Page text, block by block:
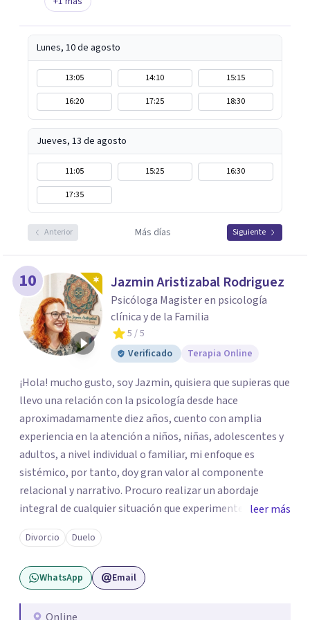
Lunes, 10 de agosto
13:05 14:10
15:15
16:20
17:25 18:30
Jueves, 13 de agosto
11:05 15:25
16:30
17:35
Anterior Más días Siguiente
10 Jazmin Aristizabal Rodriguez
Psicóloga Magister en psicología
clínica y de la Familia
5 / 5
Verificado
Terapia Online
¡Hola! mucho gusto, soy Jazmin, quisiera que supieras que
llevo una relación con la psicología desde hace
aproximadamamente diez años, cuento con amplia
experiencia en la atención a niños, niñas, adolescentes y
adultos, a nivel individual o familiar, mi enfoque es
sistémico, por tanto, doy gran valor al componente
relacional y narrativo. Procuro realizar un abordaje
integral de cualquier situación que experimenten mis
consultantes y así lograr una comprensión que favorezca
procesos de aprendizaje significativo y potencializar así
la movilización de recursos en pro de la solución y el
bienestar.
leer más
Divorcio Duelo
WhatsApp Email